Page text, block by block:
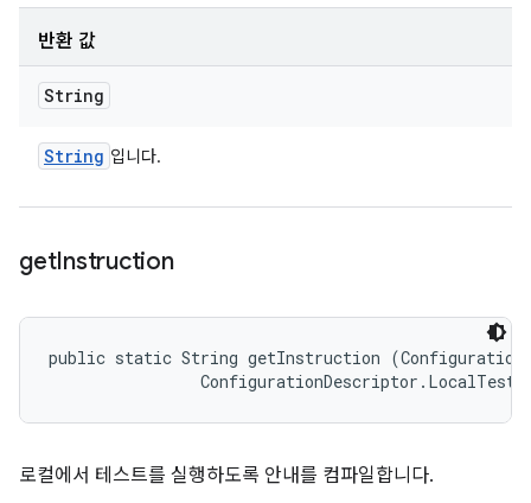
반환 값
String
String 입니다.
getInstruction
public static String getInstruction
로컬에서 테스트를 실행하도록 안내를 컴파일합니다.